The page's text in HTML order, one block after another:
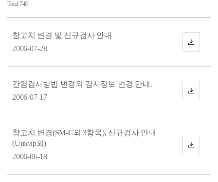
Total 740
참고치 변경 및 신규검사 안내
2006-07-28
다
운
드
간염검사방법 변경외 검사정보 변경 안내.
2006-07-17
다
운
드
참고치 변경(SM-C외 3항목), 신규검사 안내
(Unicap외)
2006-06-18
다
운